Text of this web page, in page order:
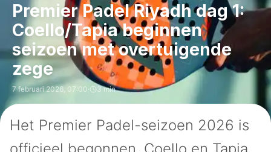
Premier Padel Riyadh dag 1:
Coello/Tapia beginnen
seizoen met overtuigende
zege
7 februari 2026, 07:00· 3 min
Het Premier Padel-seizoen 2026 is